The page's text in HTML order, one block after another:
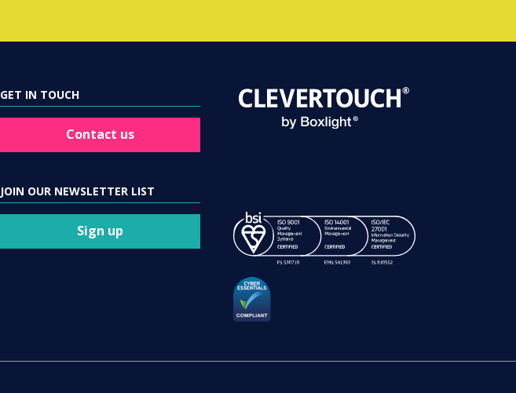
GET IN TOUCH
Contact us
JOIN OUR NEWSLETTER LIST
Sign up